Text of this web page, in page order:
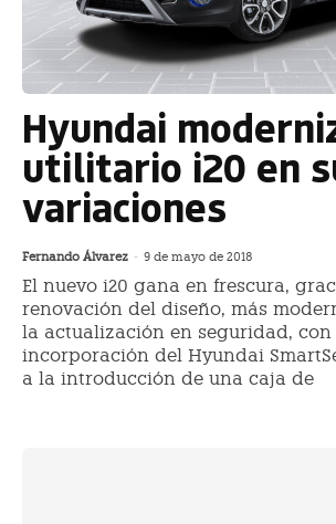
Hyundai
utilitario i20 en
variaciones
Fernando Álvarez - 9 de mayo de 2018
El nuevo i20 gana en frescura,
renovación del diseño, más
la actualización en seguridad, con
incorporación del Hyundai
a la introducción de una caja de